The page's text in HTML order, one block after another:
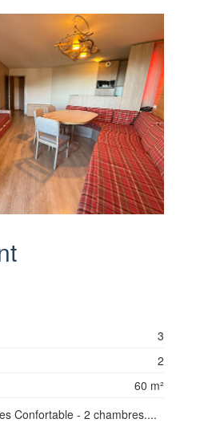
3
2
60 m²
Confortable - 2 chambres....